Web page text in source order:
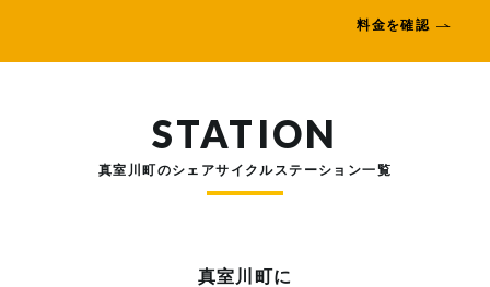
料金を確認
STATION
真室川町のシェアサイクルステーション一覧
真室川町に